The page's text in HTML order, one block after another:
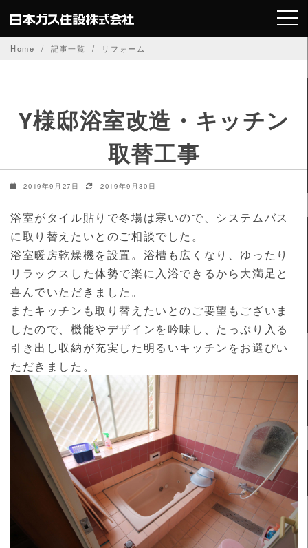
to
content
Home 記事一覧 リフォーム
Y様邸浴室改造・キッチン
取替工事
2019年9月27日 2019年9月30日
浴室がタイル貼りで冬場は寒いので、システムバス
に取り替えたいとのご相談でした。
浴室暖房乾燥機を設置。浴槽も広くなり、ゆったり
リラックスした体勢で楽に入浴できるから大満足と
喜んでいただきました。
またキッチンも取り替えたいとのご要望もございま
したので、機能やデザインを吟味し、たっぷり入る
引き出し収納が充実した明るいキッチンをお選びい
ただきました。